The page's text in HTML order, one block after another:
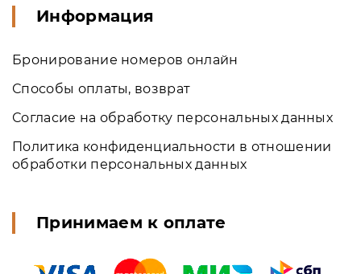
Информация
Бронирование номеров онлайн
Способы оплаты, возврат
Согласие на обработку персональных данных
Политика конфиденциальности в отношении
обработки персональных данных
Принимаем к оплате